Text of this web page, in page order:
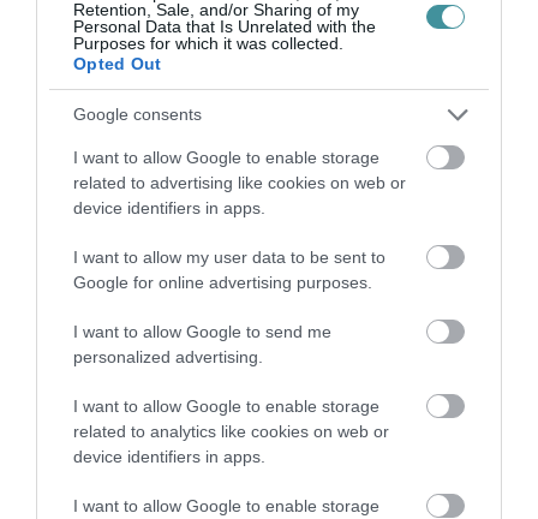
Retention, Sale, and/or Sharing of my
Personal Data that Is Unrelated with the
Purposes for which it was collected.
Opted Out
Google consents
I want to allow Google to enable storage
related to advertising like cookies on web or
device identifiers in apps.
I want to allow my user data to be sent to
Google for online advertising purposes.
I want to allow Google to send me
personalized advertising.
I want to allow Google to enable storage
related to analytics like cookies on web or
device identifiers in apps.
I want to allow Google to enable storage
HÉTFŐ ESTÉTŐL ÚJABB TURBINA TERMEL
ÁRAMOT PAKSON
2026. augusztus 10|Mindenki ügye
MAGYAR PÉTERÉK A MARGITSZIGETEN
TALÁLKOZNAK A TISZA AKTIV...